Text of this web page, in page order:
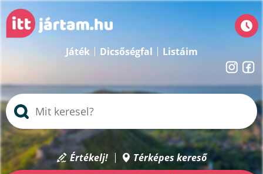
Játék Dicsőségfal Listáim
Értékelj! Térképes kereső